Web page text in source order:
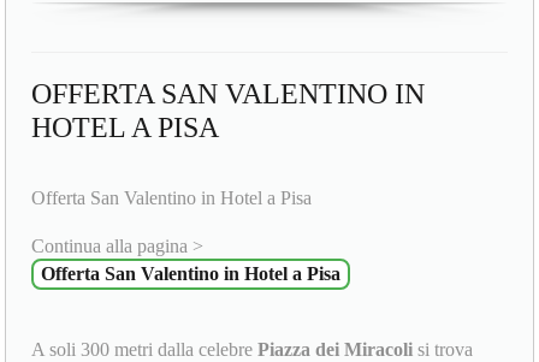
OFFERTA SAN VALENTINO IN
HOTEL A PISA
Offerta San Valentino in Hotel a Pisa
Continua alla pagina >
Offerta San Valentino in Hotel a Pisa
A soli 300 metri dalla celebrePiazza dei Miracoli si trova